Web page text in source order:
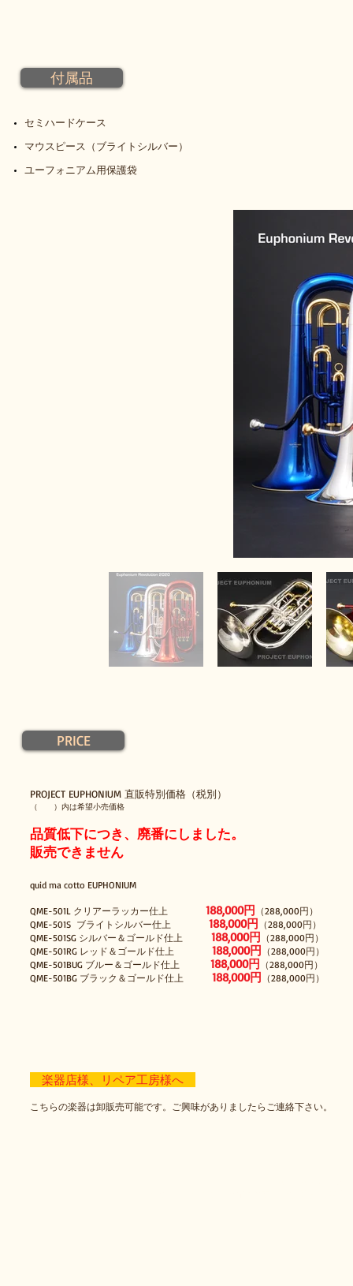
付属品
セミハードケース
マウスピース（ブライトシルバー）
​ユーフォニアム用保護袋
PRICE
PROJECT EUPHONIUM 直販特別価格（税別）
（ ）内は希望小売価格
品質低下につき、廃番にしました。
販売できません
quid ma cotto EUPHONIUM
QME-501L クリアーラッカー仕上 188,000円 （288,000円）
QME-501S ブライトシルバー仕上 188,000円 （288,000円）
QME-501SG シルバー＆ゴールド仕上 188,000円 （288,000円）
QME-501RG レッド＆ゴールド仕上 188,000円 （288,000円）
QME-501BUG ブルー＆ゴールド仕上 188,000円 （288,000円）
QME-501BG ブラック＆ゴールド仕上 188,000円 （288,000円）
楽器店様、リペア工房様へ
こちらの楽器は卸販売可能です。ご興味がありましたらご連絡下さい。